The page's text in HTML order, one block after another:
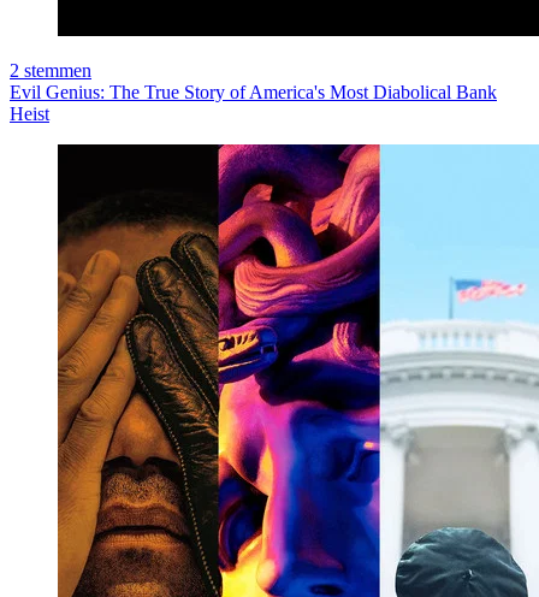
2 stemmen
Evil Genius: The True Story of America's Most Diabolical Bank
Heist